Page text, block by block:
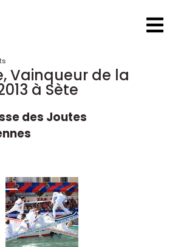
cookies
Vainqueur de la
à Sète
des Joutes